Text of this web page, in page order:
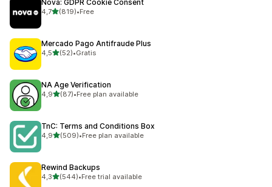
Nova: GDPR Cookie Consent
4,7de 5 estrelas
(819)
819 total de avaliações
•Free
Mercado Pago Antifraude Plus
4,5de 5 estrelas
(52)
52 total de avaliações
•Gratis
NA Age Verification
4,9de 5 estrelas
(87)
87 total de avaliações
•Free plan available
TnC: Terms and Conditions Box
4,9de 5 estrelas
(509)
509 total de avaliações
•Free plan available
Rewind Backups
4,3de 5 estrelas
(544)
544 total de avaliações
•Free trial available